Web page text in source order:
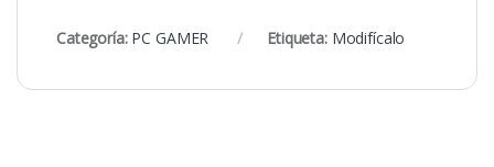
Categoría: PC GAMER Etiqueta: Modifícalo